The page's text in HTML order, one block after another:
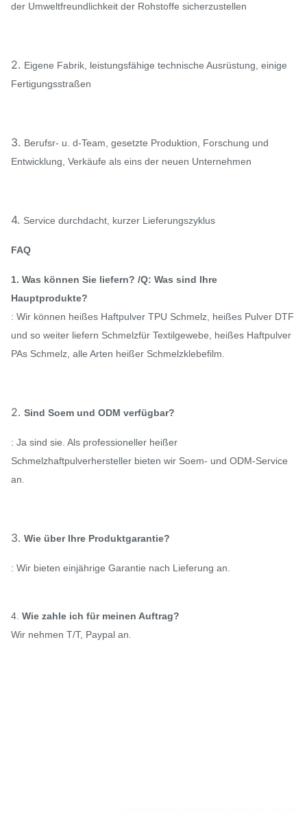
2.0-3.0
Zeit 8-15 S
Waschender Widerstand
der Umweltfreundlichkeit der Rohstoffe sicherzustellen
2. Eigene Fabrik, leistungsfähige technische Ausrüstung, einige
Fertigungsstraßen
3. Berufsr- u. d-Team, gesetzte Produktion, Forschung und
Entwicklung, Verkäufe als eins der neuen Unternehmen
4. Service durchdacht, kurzer Lieferungszyklus
FAQ
1. Was können Sie liefern? /Q: Was sind Ihre
Hauptprodukte?
: Wir können heißes Haftpulver TPU Schmelz, heißes Pulver DTF
und so weiter liefern Schmelzfür Textilgewebe, heißes Haftpulver
PAs Schmelz, alle Arten heißer Schmelzklebefilm.
2. Sind Soem und ODM verfügbar?
: Ja sind sie. Als professioneller heißer
Schmelzhaftpulverhersteller bieten wir Soem- und ODM-Service
an.
3. Wie über Ihre Produktgarantie?
: Wir bieten einjährige Garantie nach Lieferung an.
4. Wie zahle ich für meinen Auftrag?
Wir nehmen T/T, Paypal an.